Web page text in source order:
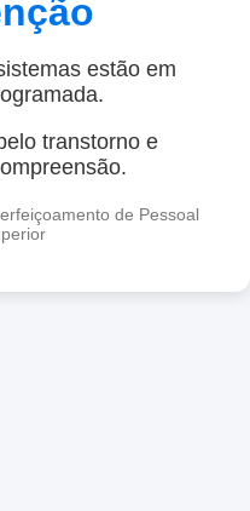
estão em
transtorno e
de Pessoal